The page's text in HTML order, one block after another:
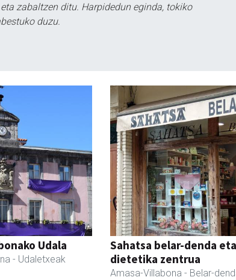
zabaltzen ditu. Harpidedun eginda, tokiko
duzu.
Udala
- Udaletxeak
Sahatsa belar-denda eta
dietetika zentrua
Amasa-Villabona - Belar-